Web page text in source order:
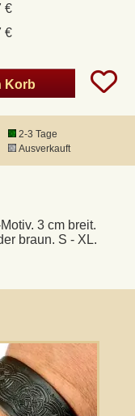
€
€
Korb
2-3 Tage
Ausverkauft
3 cm breit.
braun. S - XL.